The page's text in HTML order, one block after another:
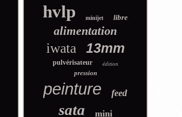
hvlp minijet libre
alimentation
iwata 13mm
pulvérisateur édition
pression
peinture feed
sata mini